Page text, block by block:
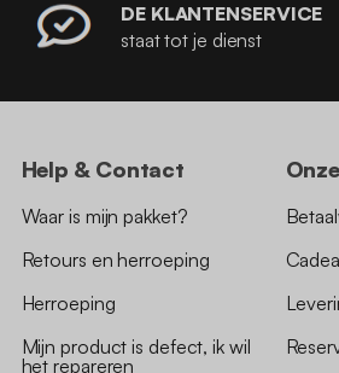
DE KLANTENSERVICE
staat tot je dienst
Help & Contact
Waar is mijn pakket?
Retours en herroeping
Herroeping
Mijn product is defect, ik wil
het repareren